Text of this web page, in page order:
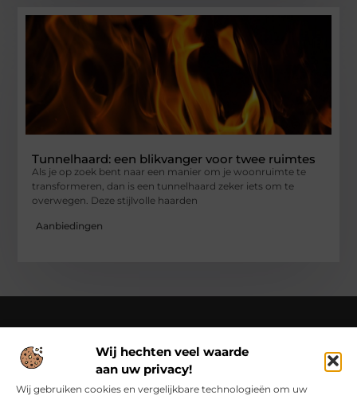
Wij hechten veel waarde
aan uw privacy!
Wij gebruiken cookies en vergelijkbare technologieën om uw
Tunnelhaard: een blikvanger voor twee ruimtes
Als je op zoek bent naar een manier om je woonruimte te
transformeren, dan is een tunnelhaard zeker iets om te
overwegen. Deze stijlvolle haarden
Aanbiedingen
Over Cn-flex
Cn-flex.nl – Altijd in beweging – verhalen voor elke dag.
Ontdek inspirerende blogs en artikelen die het dagelijks leven